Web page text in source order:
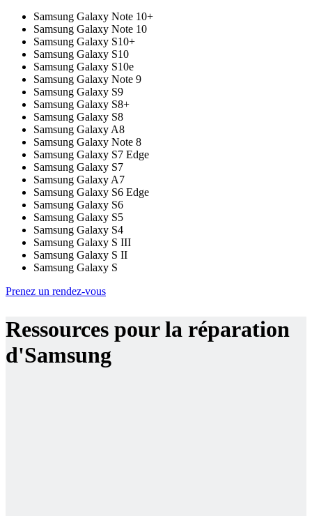
Samsung Galaxy Note 10+
Samsung Galaxy Note 10
Samsung Galaxy S10+
Samsung Galaxy S10
Samsung Galaxy S10e
Samsung Galaxy Note 9
Samsung Galaxy S9
Samsung Galaxy S8+
Samsung Galaxy S8
Samsung Galaxy A8
Samsung Galaxy Note 8
Samsung Galaxy S7 Edge
Samsung Galaxy S7
Samsung Galaxy A7
Samsung Galaxy S6 Edge
Samsung Galaxy S6
Samsung Galaxy S5
Samsung Galaxy S4
Samsung Galaxy S III
Samsung Galaxy S II
Samsung Galaxy S
Prenez un rendez-vous
Ressources pour la réparation
d'Samsung